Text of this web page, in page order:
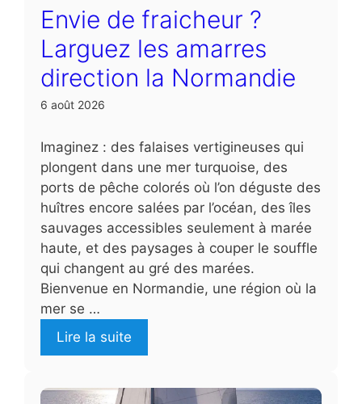
Envie de fraicheur ?
Larguez les amarres
direction la Normandie
6 août 2026
Imaginez : des falaises vertigineuses qui
plongent dans une mer turquoise, des
ports de pêche colorés où l’on déguste des
huîtres encore salées par l’océan, des îles
sauvages accessibles seulement à marée
haute, et des paysages à couper le souffle
qui changent au gré des marées.
Bienvenue en Normandie, une région où la
mer se …
Lire la suite